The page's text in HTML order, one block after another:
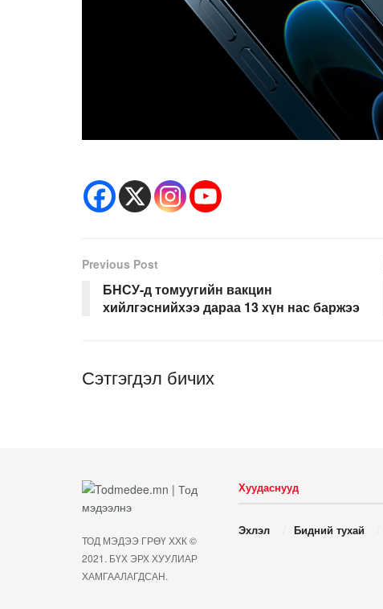
Previous Post
БНСУ-д томуугийн вакцин
хийлгэснийхээ дараа 13 хүн нас баржээ
Сэтгэгдэл бичих
ТОД МЭДЭЭ ГРӨҮ ХХК ©
2021. БҮХ ЭРХ ХУУЛИАР
ХАМГААЛАГДСАН.
Хуудаснууд
Эхлэл Бидний тухай